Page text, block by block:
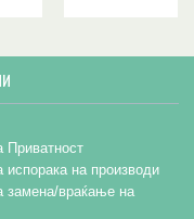
Приватност
испорака на производи
замена/враќање на